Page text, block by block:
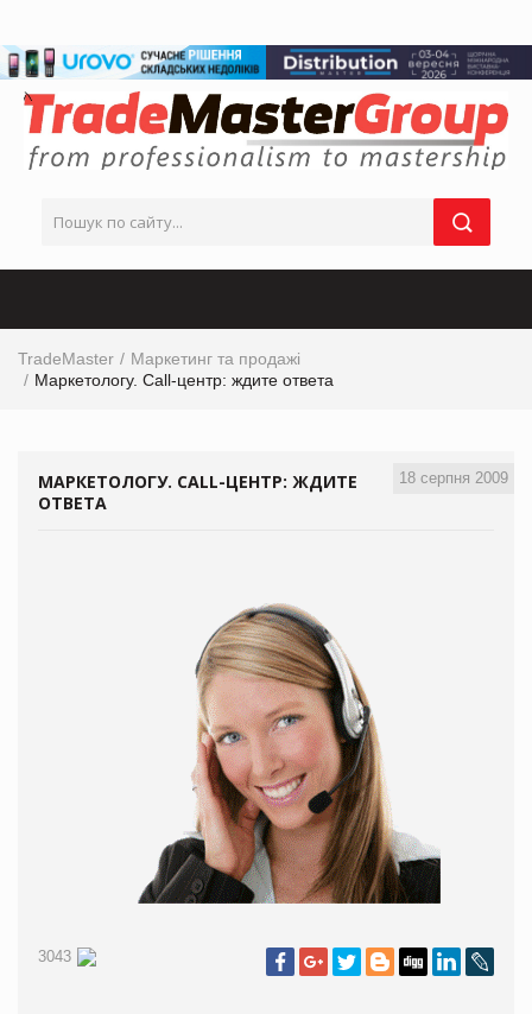
TradeMaster
Маркетинг та продажі
Маркетологу. Call-центр: ждите ответа
18 серпня 2009
МАРКЕТОЛОГУ. CALL-ЦЕНТР: ЖДИТЕ
ОТВЕТА
3043